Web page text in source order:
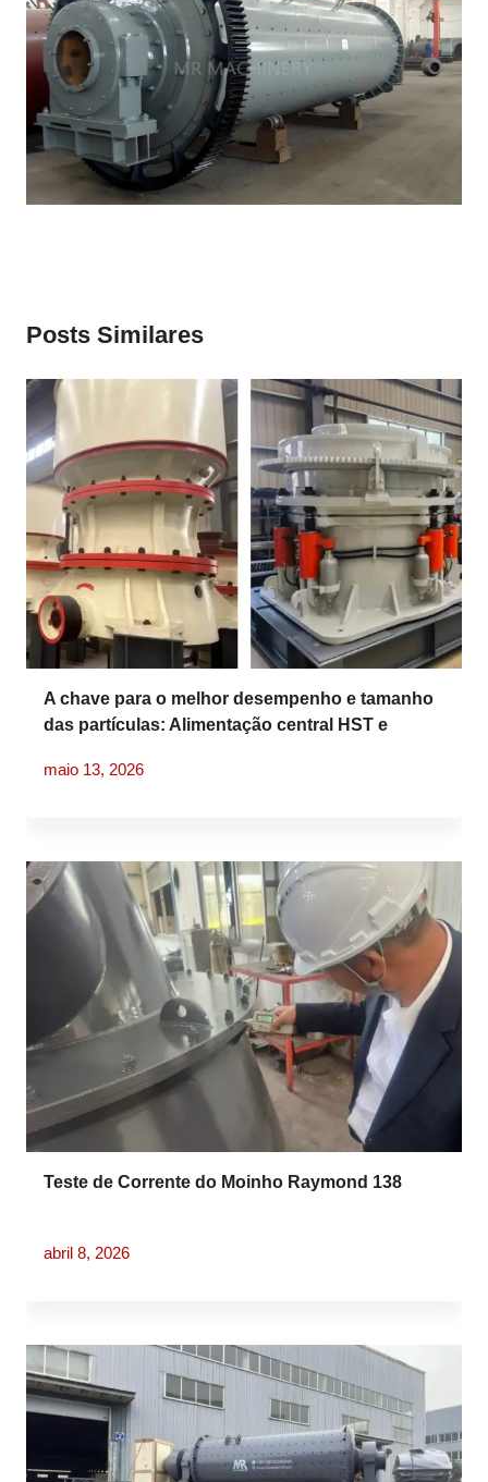
Posts Similares
A chave para o melhor desempenho e tamanho
das partículas: Alimentação central HST e
maio 13, 2026
Teste de Corrente do Moinho Raymond 138
abril 8, 2026